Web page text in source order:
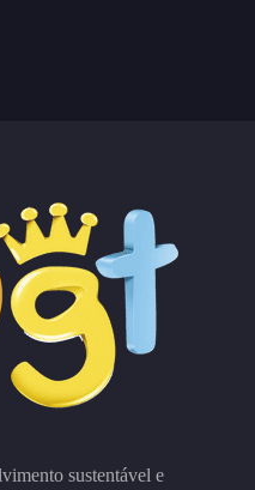
sustentável e